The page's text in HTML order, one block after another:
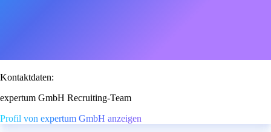
Kontaktdaten:
expertum GmbH Recruiting-Team
Profil von expertum GmbH anzeigen